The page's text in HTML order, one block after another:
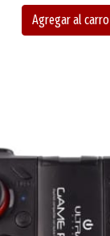
Agregar al carro